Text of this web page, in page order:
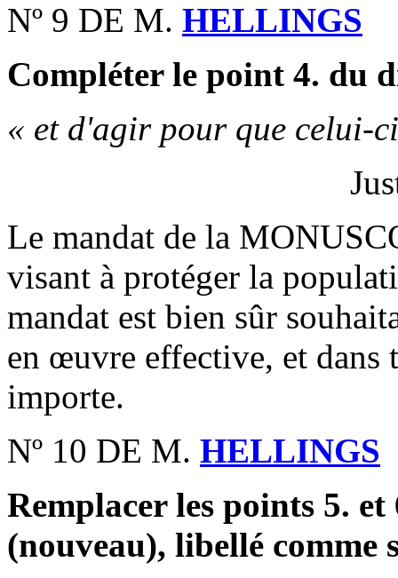
Nº 9 DE M. HELLINGS
Compléter le point 4. du
« et d'agir pour que celui-
Le mandat de la
visant à protéger la
mandat est bien sûr
en œuvre effective, et dans
importe.
Nº 10 DE M. HELLINGS
Remplacer les points 5.
(nouveau), libellé comme